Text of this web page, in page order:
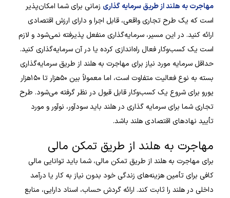
مهاجرت به هلند از طریق سرمایه گذاری زمانی برای شما امکان‌پذیر
است که یک طرح تجاری واقعی، قابل اجرا و دارای ارزش اقتصادی
ارائه کنید. در این مسیر، سرمایه‌گذاری منفعل پذیرفته نمی‌شود و لازم
است یک کسب‌وکار فعال راه‌اندازی کرده یا در آن سرمایه‌گذاری کنید.
حداقل سرمایه مورد نیاز برای مهاجرت به هلند از طریق سرمایه‌گذاری
بسته به نوع فعالیت متفاوت است، اما معمولاً بین ۵۰هزار تا ۱۵۰هزار
یورو برای شروع یک کسب‌وکار قابل قبول در نظر گرفته می‌شود. طرح
تجاری شما برای سرمایه گذاری در هلند باید سودآور، نوآور و مورد
تأیید نهادهای اقتصادی هلند باشد.
مهاجرت به هلند از طریق تمکن مالی
برای مهاجرت به هلند از طریق تمکن مالی، شما باید توانایی مالی
کافی برای تأمین هزینه‌های زندگی خود بدون نیاز به کار یا درآمد
داخلی در هلند را ثابت کند. ارائه گردش حساب، اسناد دارایی، منابع